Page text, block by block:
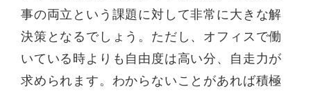
事の両立という課題に対して非常に大きな解
決策となるでしょう。ただし、オフィスで働
いている時よりも自由度は高い分、自走力が
求められます。わからないことがあれば積極